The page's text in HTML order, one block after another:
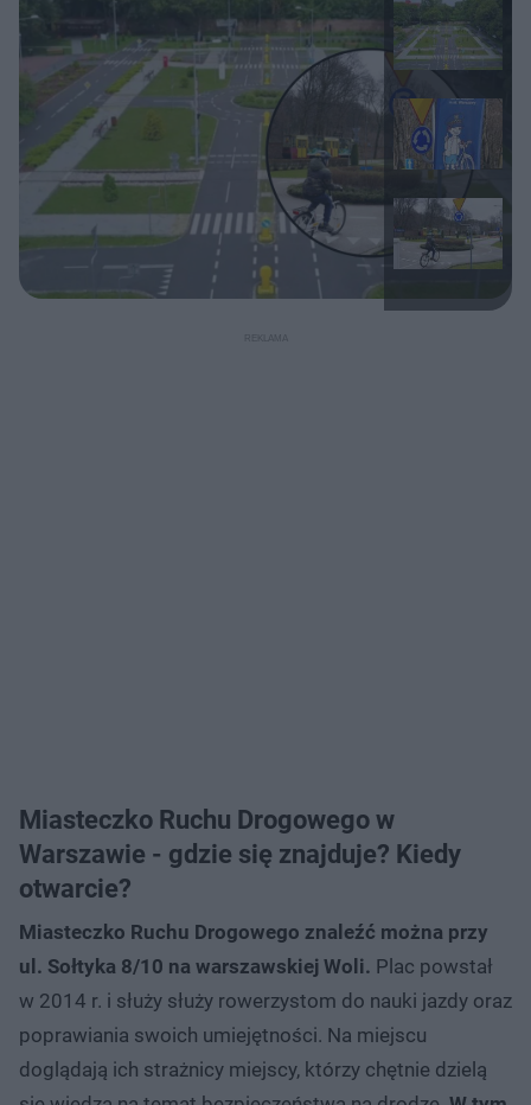
Miasteczko Ruchu Drogowego w
Warszawie - gdzie się znajduje? Kiedy
otwarcie?
Miasteczko Ruchu Drogowego znaleźć można przy
ul. Sołtyka 8/10 na warszawskiej Woli. Plac powstał
w 2014 r. i służy służy rowerzystom do nauki jazdy oraz
poprawiania swoich umiejętności. Na miejscu
doglądają ich strażnicy miejscy, którzy chętnie dzielą